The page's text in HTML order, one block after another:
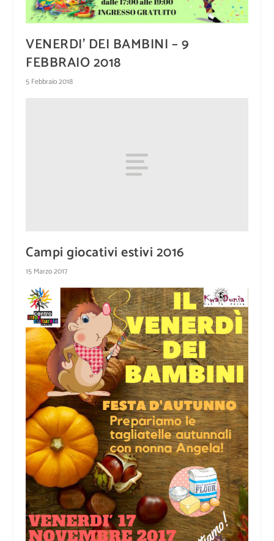
VENERDI’ DEI BAMBINI – 9
FEBBRAIO 2018
5 Febbraio 2018
Campi giocativi estivi 2016
15 Marzo 2017